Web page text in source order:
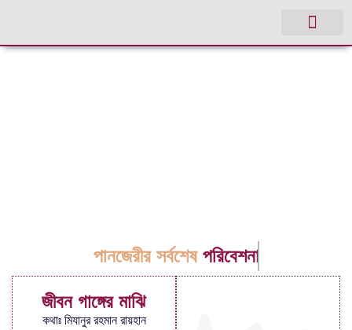
পানজেরীর সর্বশেষ পরিবেশনা
জীবন গাঙ্গের মাঝি
কথাঃ মিযানুর রহমান রায়হান